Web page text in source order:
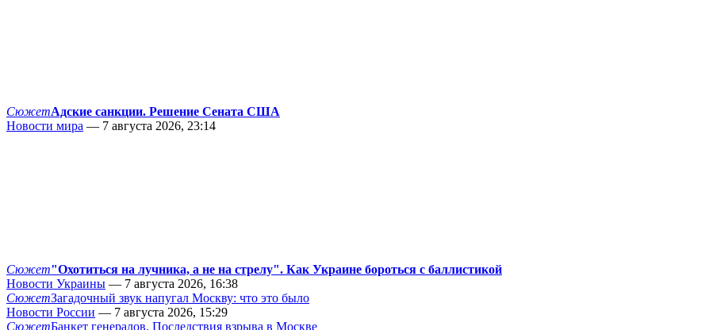
СюжетАдские санкции. Решение Сената США
Новости мира — 7 августа 2026, 23:14
Сюжет"Охотиться на лучника, а не на стрелу". Как Украине бороться с баллистикой
Новости Украины — 7 августа 2026, 16:38
СюжетЗагадочный звук напугал Москву: что это было
Новости России — 7 августа 2026, 15:29
СюжетБанкет генералов. Последствия взрыва в Москве